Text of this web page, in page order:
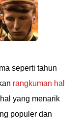
seperti tahun
rangkuman hal
yang menarik
populer dan